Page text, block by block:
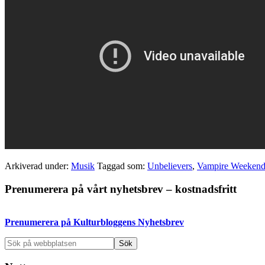
Arkiverad under: Musik Taggad som: Unbelievers, Vampire Weekend
Primärt
Prenumerera på vårt nyhetsbrev – kostnadsfritt
Prenumerera på Kulturbloggens Nyhetsbrev
Sök
på